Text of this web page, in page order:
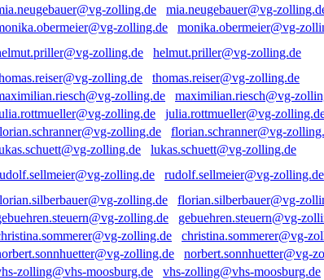
mia.neugebauer@vg-
monika.obermeier@vg-
helmut.priller@vg-zolling.de
thomas.reiser@vg-zolling.de
maximilian.riesch@vg-
julia.rottmueller@vg-
florian.schranner@vg-
lukas.schuett@vg-zolling.de
rudolf.sellmeier@vg-zolling.de
florian.silberbauer@vg-
gebuehren.steuern@vg-
christina.sommerer@vg-
norbert.sonnhuetter@vg-
vhs-zolling@vhs-moosburg.de